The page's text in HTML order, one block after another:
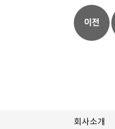
회사소개